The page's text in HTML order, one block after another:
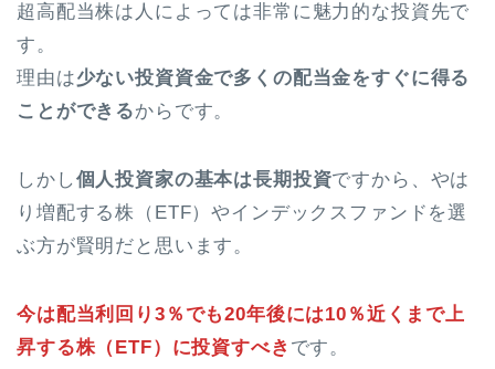
超高配当株は人によっては非常に魅力的な投資先で
す。
理由は少ない投資資金で多くの配当金をすぐに得る
ことができるからです。
しかし個人投資家の基本は長期投資ですから、やは
り増配する株（ETF）やインデックスファンドを選
ぶ方が賢明だと思います。
今は配当利回り3％でも20年後には10％近くまで上
昇する株（ETF）に投資すべき です。